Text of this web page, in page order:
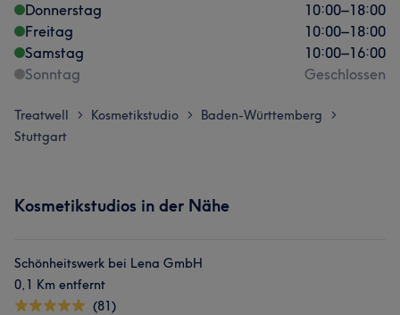
Donnerstag
10:00–18:00
Freitag
10:00–18:00
Samstag
10:00–16:00
Sonntag
Geschlossen
Treatwell > Kosmetikstudio > Baden-Württemberg >
Stuttgart
Kosmetikstudios in der Nähe
Schönheitswerk bei Lena GmbH
0,1 Km entfernt
(81)